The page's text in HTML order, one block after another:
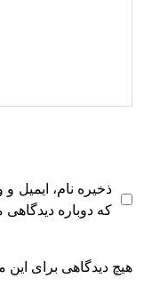
ذخیره نام، ایمیل
که دوباره دیدگاهی
هیچ دیدگاهی برای